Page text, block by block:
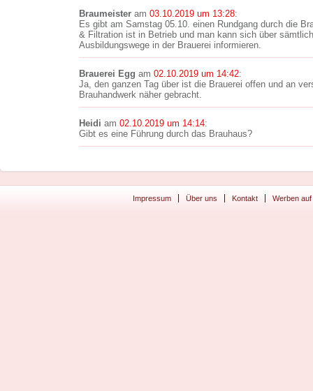
Braumeister am 03.10.2019 um 13:28:
Es gibt am Samstag 05.10. einen Rundgang durch die
& Filtration ist in Betrieb und man kann sich über
Ausbildungswege in der Brauerei informieren.
Brauerei Egg am 02.10.2019 um 14:42:
Ja, den ganzen Tag über ist die Brauerei offen und an
Brauhandwerk näher gebracht.
Heidi am 02.10.2019 um 14:14:
Gibt es eine Führung durch das Brauhaus?
Impressum Über uns Kontakt Werben